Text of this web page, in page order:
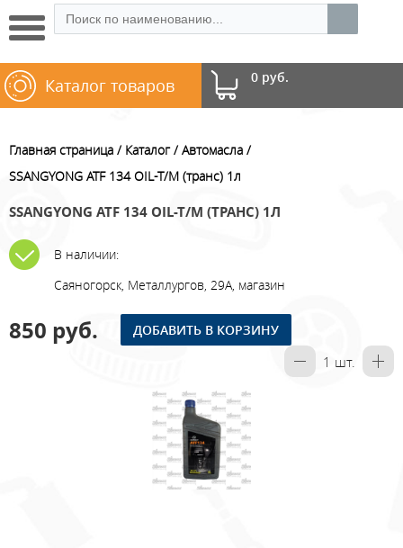
0 руб.
Каталог товаров
Главная страница Каталог
Автомасла
SSANGYONG ATF 134 OIL-T/M (транс) 1л
SSANGYONG ATF 134 OIL-T/M (ТРАНС) 1Л
В наличии:
Саяногорск, Металлургов, 29А, магазин
850 руб. ДОБАВИТЬ В КОРЗИНУ
1 шт.